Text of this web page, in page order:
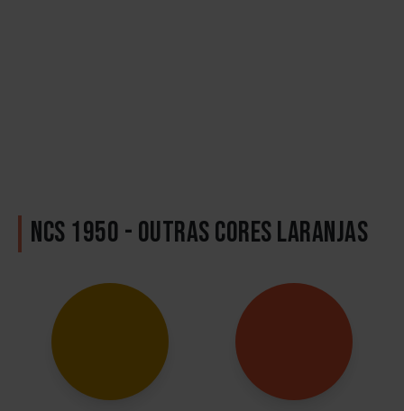
NCS 1950 - OUTRAS CORES LARANJAS